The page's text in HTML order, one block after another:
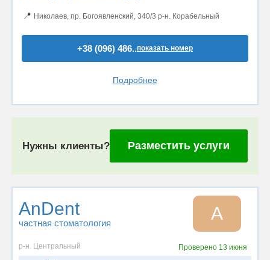
📍 Николаев, пр. Богоявленский, 340/3 р-н. Корабельный
+38 (096) 486..показать номер
Подробнее
Нужны клиенты? Разместить услуги
AnDent
частная стоматология A
р-н. Центральный Проверено 13 июня